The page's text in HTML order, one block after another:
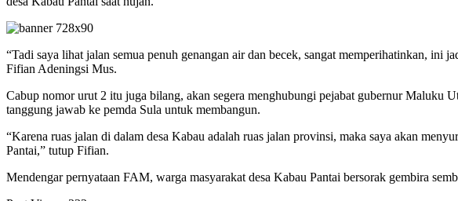
“Tadi saya lihat jalan semua penuh genangan air dan becek, sangat memperihatinkan,
Fifian Adeningsi Mus.
Cabup nomor urut 2 itu juga bilang, akan segera menghubungi pejabat gubernur Maluku
tanggung jawab ke pemda Sula untuk membangun.
“Karena ruas jalan di dalam desa Kabau adalah ruas jalan provinsi, maka saya akan
Pantai,” tutup Fifian.
Mendengar pernyataan FAM, warga masyarakat desa Kabau Pantai bersorak gembira